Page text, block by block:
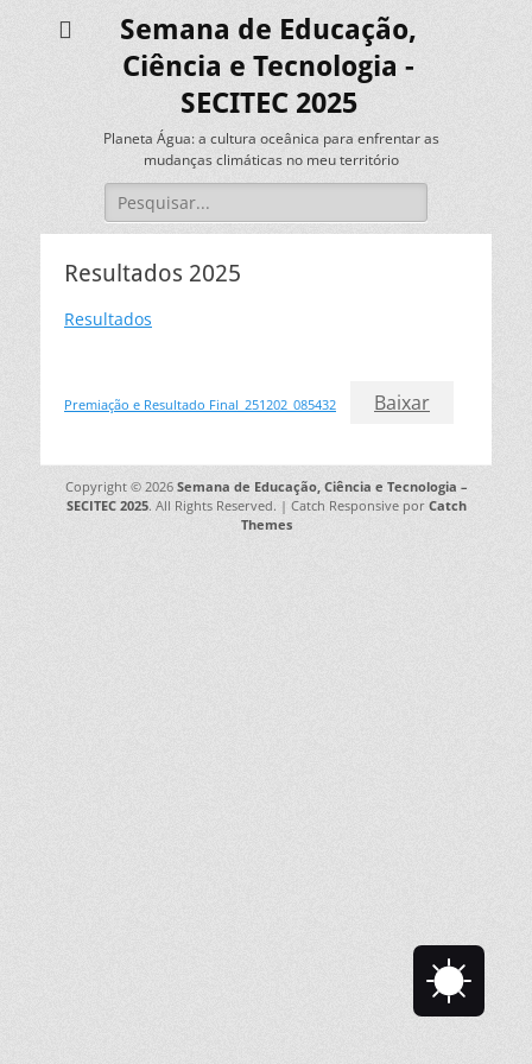
Semana de Educação,
Ciência e Tecnologia -
SECITEC 2025
Planeta Água: a cultura oceânica para enfrentar as
mudanças climáticas no meu território
Pesquisar
por:
Resultados 2025
Resultados
Premiação e Resultado Final_251202_085432 Baixar
Copyright © 2026 Semana de Educação, Ciência e Tecnologia –
SECITEC 2025. All Rights Reserved. | Catch Responsive por Catch
Themes